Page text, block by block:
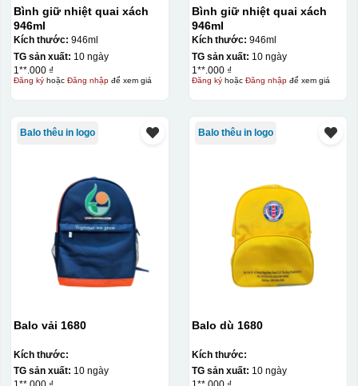
Bình giữ nhiệt quai xách
946ml
Kích thước: 946ml
TG sản xuất: 10 ngày
1**.000 ₫
Đăng kýhoặc Đăng nhậpđể xem giá
Bình giữ nhiệt quai xách
946ml
Kích thước: 946ml
TG sản xuất: 10 ngày
1**.000 ₫
Đăng kýhoặc Đăng nhậpđể xem giá
Balo thêu in logo
Balo vải 1680
Kích thước:
TG sản xuất: 10 ngày
Balo thêu in logo
Balo dù 1680
Kích thước:
TG sản xuất: 10 ngày